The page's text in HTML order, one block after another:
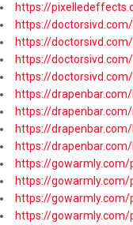
https://
https://
https://
https://
https://
https://
https://
https://
https://
https://
https://
https://
https://gowarmly.com/